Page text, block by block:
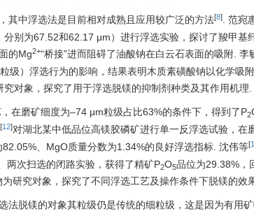
其中浮选法是目前相对成熟且应用较广泛的方法[8] . 范宛
分别为67.52和62.17 μm）进行浮选实验，探讨了羧甲基
的Mg2+“桥接”进而阻碍了油酸钠在白云石表面的吸附. 李
级）浮选行为的影响，结果表明木质素磺酸钠以化学吸
对象，探究了用于浮选脱镁的抑制剂种类及其作用机理.
在磨矿细度为–74 μm粒级占比63%的条件下，得到了P2
[12]对湖北某中低品位高镁胶磷矿进行单一反浮选试验，在
、MgO质量分数为1.34%的良好浮选指标. 沈伟等[
两次扫选的闭路实验，获得了精矿P2O5品位为29.38%，
研究对象，探究了不同浮选工艺及操作条件下脱镁的效
法脱镁的对象其粒级仍是传统的细粒级，这是因为有用